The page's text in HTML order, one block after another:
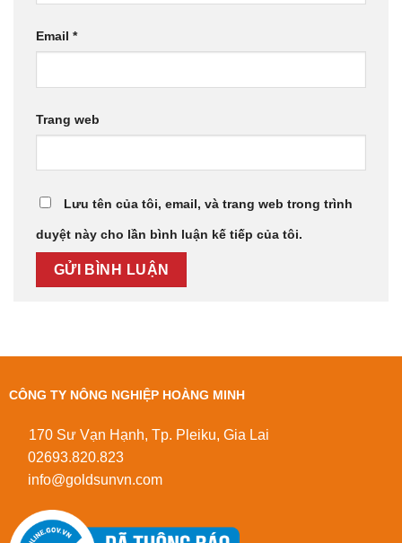
Email *
Trang web
Lưu tên của tôi, email, và trang web trong trình
duyệt này cho lần bình luận kế tiếp của tôi.
CÔNG TY NÔNG NGHIỆP HOÀNG MINH
170 Sư Vạn Hạnh, Tp. Pleiku, Gia Lai
02693.820.823
info@goldsunvn.com